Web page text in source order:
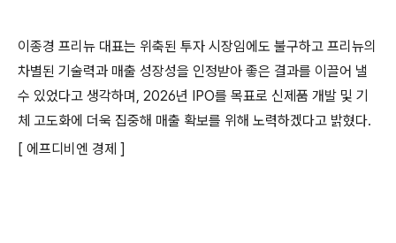
이종경 프리뉴 대표는 위축된 투자 시장임에도 불구하고 프리뉴의
차별된 기술력과 매출 성장성을 인정받아 좋은 결과를 이끌어 낼
수 있었다고 생각하며, 2026년 IPO를 목표로 신제품 개발 및 기
체 고도화에 더욱 집중해 매출 확보를 위해 노력하겠다고 밝혔다.
[ 에프디비엔 경제 ]